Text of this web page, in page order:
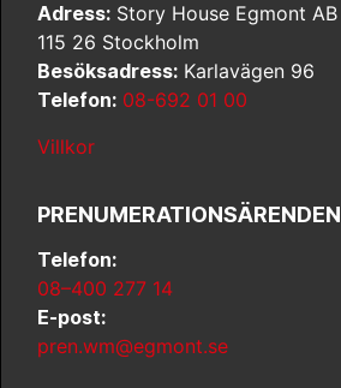
Adress: Story House Egmont AB
115 26 Stockholm
Besöksadress: Karlavägen 96
Telefon: 08-692 01 00
Villkor
PRENUMERATIONSÄRENDEN
Telefon:
08–400 277 14
E-post:
pren.wm@egmont.se